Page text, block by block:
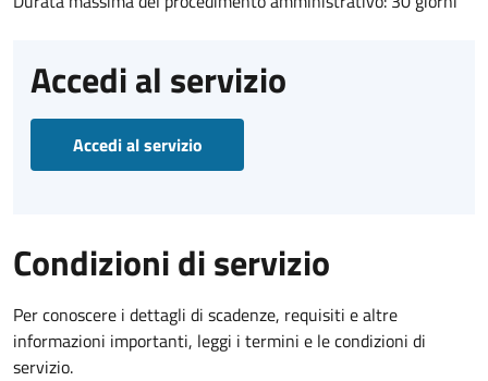
Accedi al servizio
Accedi al servizio
Condizioni di servizio
Per conoscere i dettagli di scadenze, requisiti e altre
informazioni importanti, leggi i termini e le condizioni di
servizio.